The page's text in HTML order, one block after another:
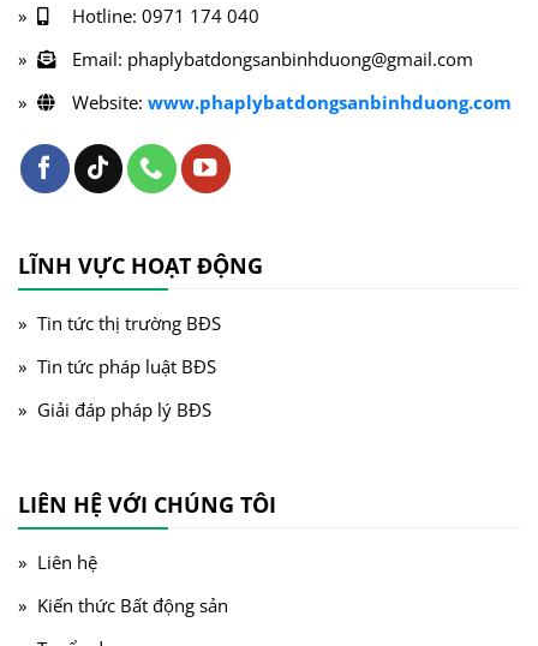
Hotline: 0971 174 040
Email: phaplybatdongsanbinhduong@gmail.com
Website: www.phaplybatdongsanbinhduong.com
LĨNH VỰC HOẠT ĐỘNG
Tin tức thị trường BĐS
Tin tức pháp luật BĐS
Giải đáp pháp lý BĐS
LIÊN HỆ VỚI CHÚNG TÔI
Liên hệ
Kiến thức Bất động sản